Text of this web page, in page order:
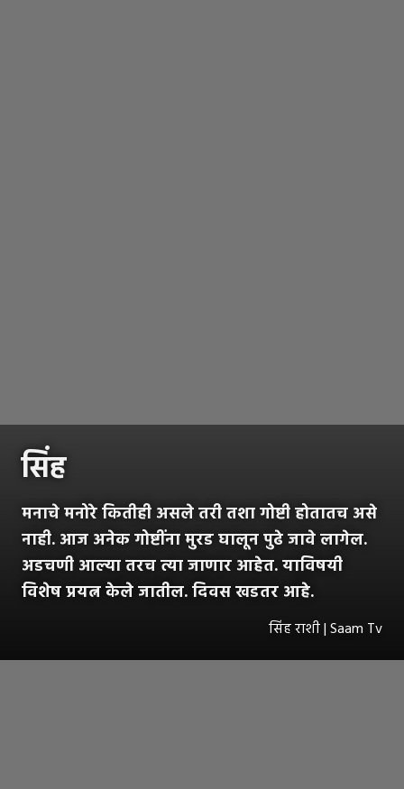
सिंह
मनाचे मनोरे कितीही असले तरी तशा गोष्टी होतातच असे
नाही. आज अनेक गोष्टींना मुरड घालून पुढे जावे लागेल.
अडचणी आल्या तरच त्या जाणार आहेत. याविषयी
विशेष प्रयत्न केले जातील. दिवस खडतर आहे.
सिंह राशी | Saam Tv